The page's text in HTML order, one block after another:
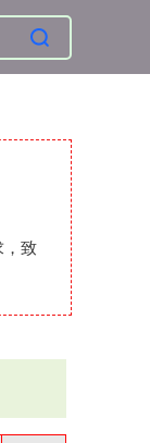
，致